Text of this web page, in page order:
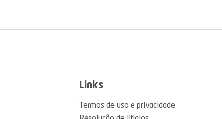
Links
Termos de uso e privacidade